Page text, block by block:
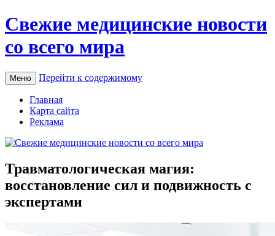
Свежие медицинские новости
со всего мира
Меню Перейти к содержимому
Главная
Карта сайта
Реклама
Травматологическая магия:
восстановление сил и подвижность с
экспертами